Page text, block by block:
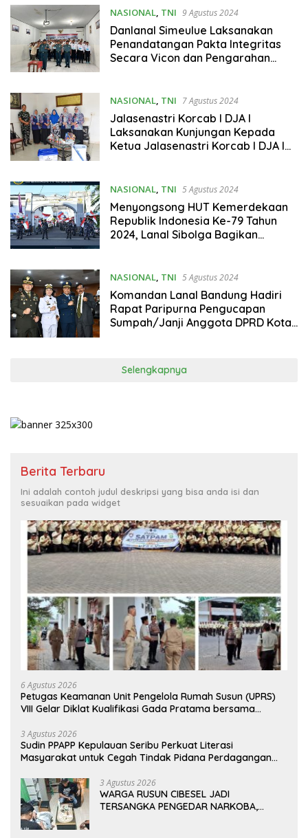
NASIONAL, TNI 9 Agustus 2024
Danlanal Simeulue Laksanakan
Penandatangan Pakta Integritas
Secara Vicon dan Pengarahan
NASIONAL, TNI 7 Agustus 2024
Jalasenastri Korcab I DJA I
Laksanakan Kunjungan Kepada
Ketua Jalasenastri Korcab I DJA I
NASIONAL TNI 5 Agustus 2024
Menyongsong HUT Kemerdekaan
Republik Indonesia Ke-79 Tahun
2024, Lanal Sibolga Bagikan
NASIONAL, TNI 5 Agustus 2024
Komandan Lanal Bandung Hadiri
Rapat Paripurna Pengucapan
Sumpah/Janji Anggota DPRD Kota
Selengkapnya
Berita Terbaru
Ini adalah contoh judul deskripsi yang bisa anda isi dan
sesuaikan pada widget
6 Agustus 2026
Petugas Keamanan Unit Pengelola Rumah Susun (UPRS)
VIII Gelar Diklat Kualifikasi Gada Pratama bersama
Polda Metro Jaya*
3 Agustus 2026
Sudin PPAPP Kepulauan Seribu Perkuat Literasi
Masyarakat untuk Cegah Tindak Pidana Perdagangan
3 Agustus 2026
WARGA RUSUN CIBESEL JADI
TERSANGKA PENGEDAR NARKOBA,